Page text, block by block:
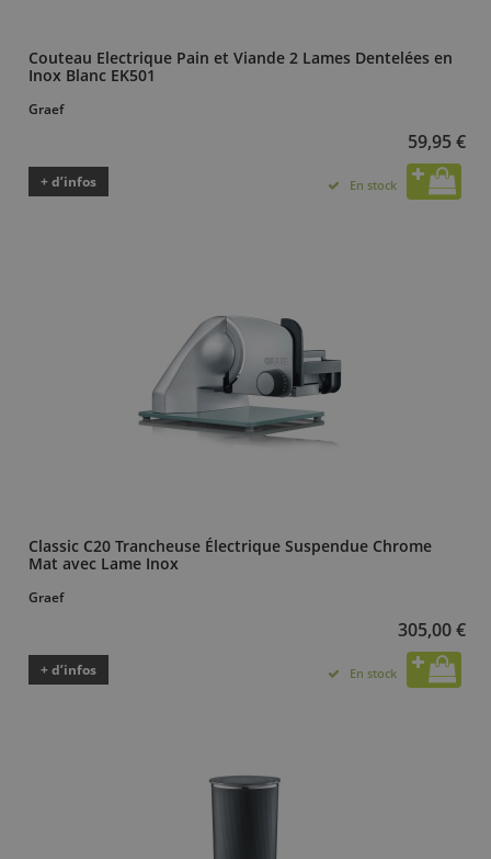
Couteau Electrique Pain et Viande 2 Lames Dentelées en
Inox Blanc EK501
Graef
59,95 €
+ d’infos En stock
Classic C20 Trancheuse Électrique Suspendue Chrome
Mat avec Lame Inox
Graef
305,00 €
+ d’infos En stock